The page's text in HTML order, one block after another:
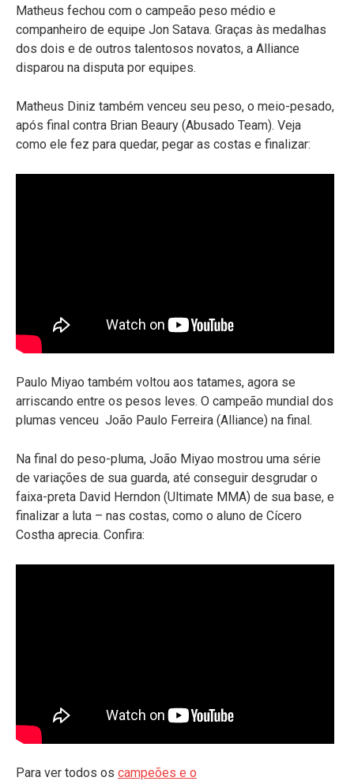
Matheus fechou com o campeão peso médio e
companheiro de equipe Jon Satava. Graças às medalhas
dos dois e de outros talentosos novatos, a Alliance
disparou na disputa por equipes.
Matheus Diniz também venceu seu peso, o meio-pesado,
após final contra Brian Beaury (Abusado Team). Veja
como ele fez para quedar, pegar as costas e finalizar:
Paulo Miyao também voltou aos tatames, agora se
arriscando entre os pesos leves. O campeão mundial dos
plumas venceu João Paulo Ferreira (Alliance) na final.
Na final do peso-pluma, João Miyao mostrou uma série
de variações de sua guarda, até conseguir desgrudar o
faixa-preta David Herndon (Ultimate MMA) de sua base, e
finalizar a luta – nas costas, como o aluno de Cícero
Costha aprecia. Confira:
Para ver todos os campeões e o